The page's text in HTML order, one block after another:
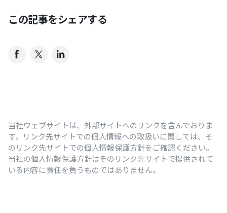
この記事をシェアする
当社ウェブサイトは、外部サイトへのリンクを含んでおりま
す。リンク先サイトでの個人情報への取扱いに関しては、そ
のリンク先サイトでの個人情報保護方針をご確認ください。
当社の個人情報保護方針はそのリンク先サイトで提供されて
いる内容に責任を負うものではありません。